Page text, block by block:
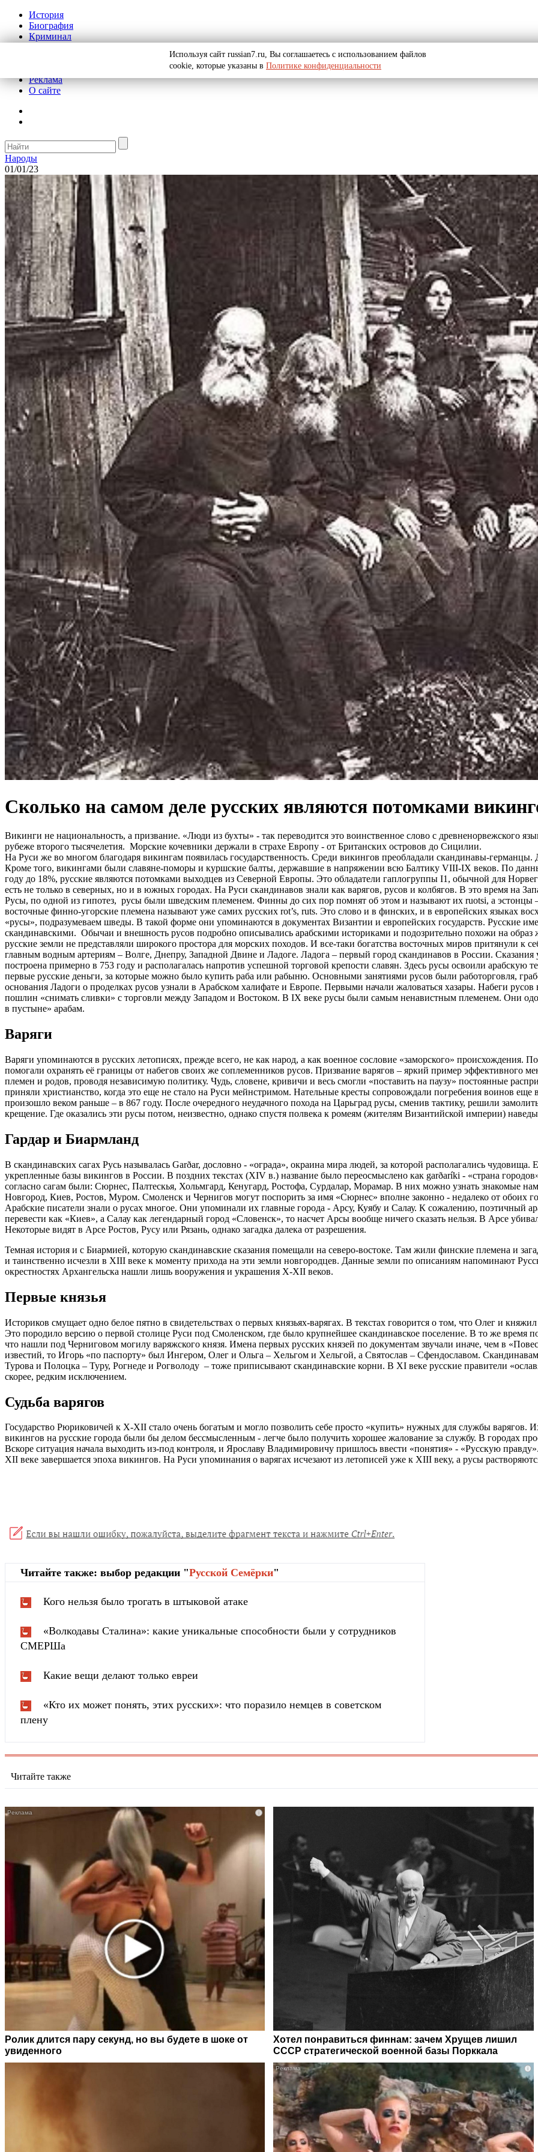
История
Биография
Криминал
Реклама
О сайте
Народы
01/01/23
Сколько на самом деле русских являются потомками
Викинги не национальность, а призвание. «Люди из бухты» - так переводится это воинственное слово с древненорвежского
рубеже второго тысячелетия. Морские кочевники держали в страхе Европу - от Британских островов до Сицилии.
На Руси же во многом благодаря викингам появилась государственность. Среди викингов преобладали скандинавы-
Кроме того, викингами были славяне-поморы и куршские балты, державшие в напряжении всю Балтику VIII-IX веков. По
году до 18%, русские являются потомками выходцев из Северной Европы. Это обладатели гаплогруппы I1, обычной для
есть не только в северных, но и в южных городах. На Руси скандинавов знали как варягов, русов и колбягов. В это время на
Русы, по одной из гипотез, русы были шведским племенем. Финны до сих пор помнят об этом и называют их ruotsi, а эстонцы
восточные финно-угорские племена называют уже самих русских rot’s, ruts. Это слово и в финских, и в европейских языках
«русы», подразумеваем шведы. В такой форме они упоминаются в документах Византии и европейских государств. Русские
скандинавскими. Обычаи и внешность русов подробно описывались арабскими историками и подозрительно похожи на
русские земли не представляли широкого простора для морских походов. И все-таки богатства восточных миров притянули к
главным водным артериям – Волге, Днепру, Западной Двине и Ладоге. Ладога – первый город скандинавов в России.
построена примерно в 753 году и располагалась напротив успешной торговой крепости славян. Здесь русы освоили арабскую
первые русские деньги, за которые можно было купить раба или рабыню. Основными занятиями русов были работорговля,
основания Ладоги о проделках русов узнали в Арабском халифате и Европе. Первыми начали жаловаться хазары. Набеги
пошлин «снимать сливки» с торговли между Западом и Востоком. В IX веке русы были самым ненавистным племенем. Они
в пустыне» арабам.
Варяги
Варяги упоминаются в русских летописях, прежде всего, не как народ, а как военное сословие «заморского»
помогали охранять её границы от набегов своих же соплеменников русов. Призвание варягов – яркий пример эффективного
племен и родов, проводя независимую политику. Чудь, словене, кривичи и весь смогли «поставить на паузу» постоянные
приняли христианство, когда это еще не стало на Руси мейнстримом. Нательные кресты сопровождали погребения воинов
произошло веком раньше – в 867 году. После очередного неудачного похода на Царьград русы, сменив тактику, решили
крещение. Где оказались эти русы потом, неизвестно, однако спустя полвека к ромеям (жителям Византийской империи)
Гардар и Биармланд
В скандинавских сагах Русь называлась Garðar, дословно - «ограда», окраина мира людей, за которой располагались чудовища.
укрепленные базы викингов в России. В поздних текстах (XIV в.) название было переосмыслено как garðaríki - «страна
согласно сагам были: Сюрнес, Палтескья, Хольмгард, Кенугард, Ростофа, Сурдалар, Морамар. В них можно узнать знакомые
Новгород, Киев, Ростов, Муром. Смоленск и Чернигов могут поспорить за имя «Сюрнес» вполне законно - недалеко от обоих
Арабские писатели знали о русах многое. Они упоминали их главные города - Арсу, Куябу и Салау. К сожалению, поэтичный
перевести как «Киев», а Салау как легендарный город «Словенск», то насчет Арсы вообще ничего сказать нельзя. В Арсе
Некоторые видят в Арсе Ростов, Русу или Рязань, однако загадка далека от разрешения.
Темная история и с Биармией, которую скандинавские сказания помещали на северо-востоке. Там жили финские племена и
и таинственно исчезли в XIII веке к моменту прихода на эти земли новгородцев. Данные земли по описаниям напоминают
окрестностях Архангельска нашли лишь вооружения и украшения X-XII веков.
Первые князья
Историков смущает одно белое пятно в свидетельствах о первых князьях-варягах. В текстах говорится о том, что Олег и
Это породило версию о первой столице Руси под Смоленском, где было крупнейшее скандинавское поселение. В то же время
что нашли под Черниговом могилу варяжского князя. Имена первых русских князей по документам звучали иначе, чем в
известий, то Игорь «по паспорту» был Ингером, Олег и Ольга – Хельгом и Хельгой, а Святослав – Сфендославом.
Турова и Полоцка – Туру, Рогнеде и Рогволоду – тоже приписывают скандинавские корни. В XI веке русские правители
скорее, редким исключением.
Судьба варягов
Государство Рюриковичей к X-XII стало очень богатым и могло позволить себе просто «купить» нужных для службы варягов.
викингов на русские города были бы делом бессмысленным - легче было получить хорошее жалование за службу. В городах
Вскоре ситуация начала выходить из-под контроля, и Ярославу Владимировичу пришлось ввести «понятия» - «Русскую
XII веке завершается эпоха викингов. На Руси упоминания о варягах исчезают из летописей уже к XIII веку, а русы
Читайте также: выбор редакции "Русской Cемёрки"
Кого нельзя было трогать в штыковой атаке
«Волкодавы Сталина»: какие уникальные способности были у сотрудников
СМЕРШа
Какие вещи делают только евреи
«Кто их может понять, этих русских»: что поразило немцев в советском
плену
Читайте также
i
Ролик длится пару секунд, но вы будете в шоке от
увиденного
Хотел понравиться финнам: зачем Хрущев лишил
СССР стратегической военной базы Порккала
i
Используя сайт russian7.ru, Вы соглашаетесь с использованием файлов
cookie, которые указаны в Политике конфиденциальности